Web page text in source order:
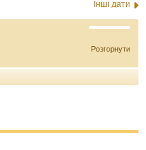
Інші дати
Розгорнути